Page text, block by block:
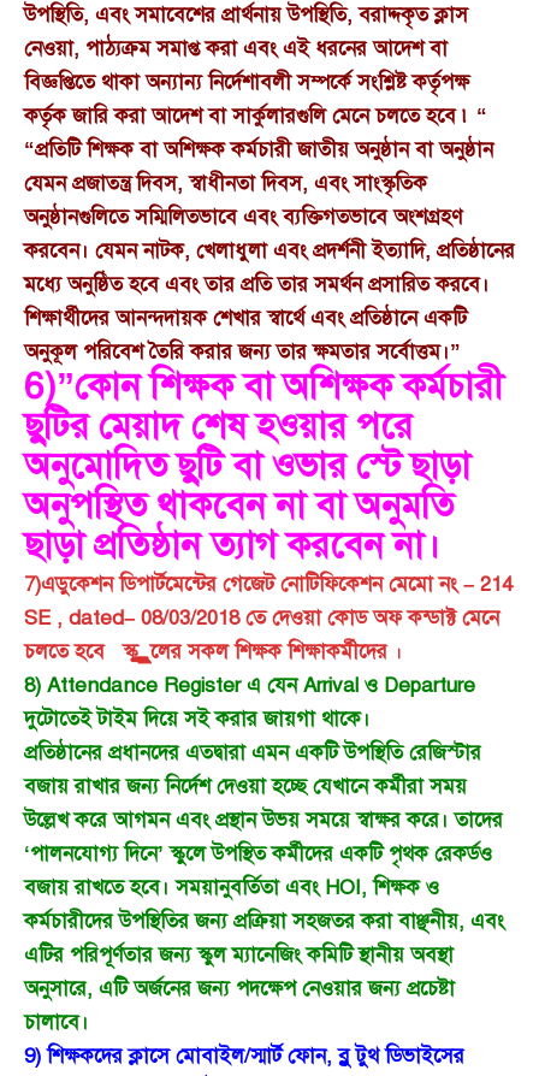
উপস্থিতি, এবং সমাবেশের প্রার্থনায় উপস্থিতি, বরাদ্দকৃত ক্লাস
নেওয়া, পাঠ্যক্রম সমাপ্ত করা এবং এই ধরনের আদেশ বা
বিজ্ঞপ্তিতে থাকা অন্যান্য নির্দেশাবলী সম্পর্কে সংশ্লিষ্ট কর্তৃপক্ষ
কর্তৃক জারি করা আদেশ বা সার্কুলারগুলি মেনে চলতে হবে ৷ “
“প্রতিটি শিক্ষক বা অশিক্ষক কর্মচারী জাতীয় অনুষ্ঠান বা অনুষ্ঠান
যেমন প্রজাতন্ত্র দিবস, স্বাধীনতা দিবস, এবং সাংস্কৃতিক
অনুষ্ঠানগুলিতে সম্মিলিতভাবে এবং ব্যক্তিগতভাবে অংশগ্রহণ
করবেন। যেমন নাটক, খেলাধুলা এবং প্রদর্শনী ইত্যাদি, প্রতিষ্ঠানের
মধ্যে অনুষ্ঠিত হবে এবং তার প্রতি তার সমর্থন প্রসারিত করবে।
শিক্ষার্থীদের আনন্দদায়ক শেখার স্বার্থে এবং প্রতিষ্ঠানে একটি
অনুকূল পরিবেশ তৈরি করার জন্য তার ক্ষমতার সর্বোত্তম।”
6)”কোন শিক্ষক বা অশিক্ষক কর্মচারী
ছুটির মেয়াদ শেষ হওয়ার পরে
অনুমোদিত ছুটি বা ওভার স্টে ছাড়া
অনুপস্থিত থাকবেন না বা অনুমতি
ছাড়া প্রতিষ্ঠান ত্যাগ করবেন না।
7)এডুকেশন ডিপার্টমেন্টের গেজেট নোটিফিকেশন মেমো নং – 214
SE , dated– 08/03/2018 তে দেওয়া কোড অফ কন্ডাক্ট মেনে
চলতে হবে স্কুুুুুুুুুুুলের সকল শিক্ষক শিক্ষাকর্মীদের ।
8) Attendance Register এ যেন Arrival ও Departure
দুটোতেই টাইম দিয়ে সই করার জায়গা থাকে।
প্রতিষ্ঠানের প্রধানদের এতদ্বারা এমন একটি উপস্থিতি রেজিস্টার
বজায় রাখার জন্য নির্দেশ দেওয়া হচ্ছে যেখানে কর্মীরা সময়
উল্লেখ করে আগমন এবং প্রস্থান উভয় সময়ে স্বাক্ষর করে। তাদের
‘পালনযোগ্য দিনে’ স্কুলে উপস্থিত কর্মীদের একটি পৃথক রেকর্ডও
বজায় রাখতে হবে। সময়ানুবর্তিতা এবং HOI, শিক্ষক ও
কর্মচারীদের উপস্থিতির জন্য প্রক্রিয়া সহজতর করা বাঞ্ছনীয়, এবং
এটির পরিপূর্ণতার জন্য স্কুল ম্যানেজিং কমিটি স্থানীয় অবস্থা
অনুসারে, এটি অর্জনের জন্য পদক্ষেপ নেওয়ার জন্য প্রচেষ্টা
চালাবে।
9) শিক্ষকদের ক্লাসে মোবাইল/স্মার্ট ফোন, ব্লু টুথ ডিভাইসের